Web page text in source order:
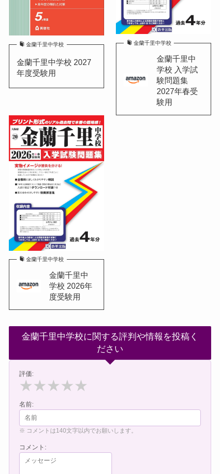
金蘭千里中学校
金蘭千里中学校 2027
年度受験用
金蘭千里中学校
金蘭千里中
学校 入学試
験問題集
2027年春受
験用
金蘭千里中学校
金蘭千里中
学校 2026年
度受験用
金蘭千里中学校に関する評判や情報を投稿く
ださい
評価:
★★★★★
名前:
※ コメントは140文字以内でお願いします。
コメント: